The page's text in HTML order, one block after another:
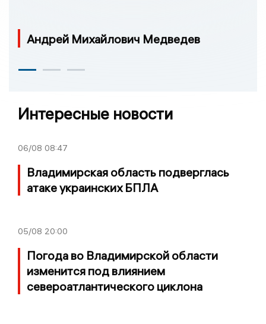
Андрей Михайлович Медведев
Интересные новости
06/08 08:47
Владимирская область подверглась
атаке украинских БПЛА
05/08 20:00
Погода во Владимирской области
изменится под влиянием
североатлантического циклона